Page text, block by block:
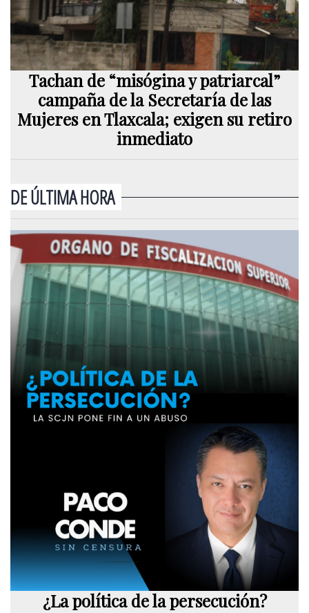
Tachan de “misógina y patriarcal”
campaña de la Secretaría de las
Mujeres en Tlaxcala; exigen su retiro
inmediato
DE ÚLTIMA HORA
¿La política de la persecución?